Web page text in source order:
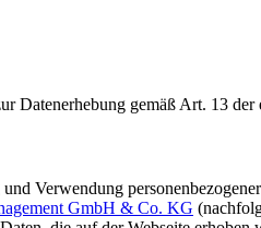
gemäß Art. 13
Verwendung
GmbH & Co. KG